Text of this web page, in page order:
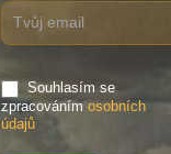
Souhlasím se
zpracovánímosobních
údajů